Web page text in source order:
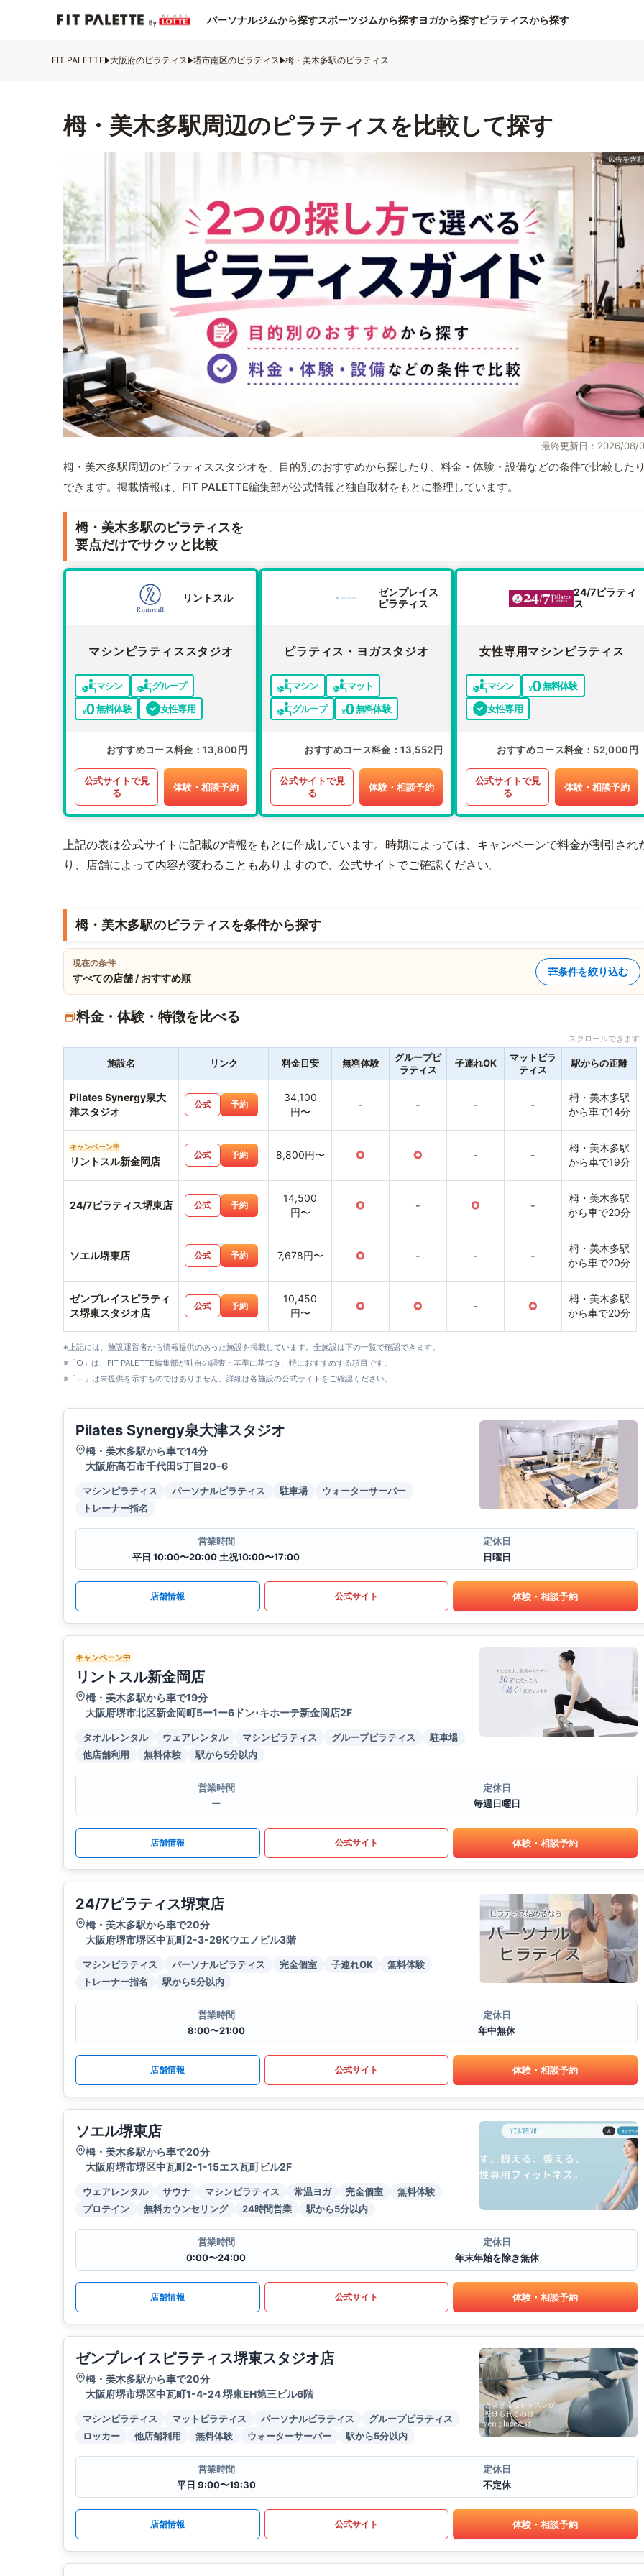
パーソナルジムから探すスポーツジムから探すヨガから探すピラティスから探す
FIT PALETTE 大阪府のピラティス 堺市南区のピラティス 栂・美木多駅のピラティス
栂・美木多駅周辺のピラティスを比較して探す
最終更新日：2026/08/
栂・美木多駅周辺のピラティススタジオを、目的別のおすすめから探したり、料金・体験・設備などの条件で比較した
できます。掲載情報は、FIT PALETTE編集部が公式情報と独自取材をもとに整理しています。
栂・美木多駅のピラティスを
要点だけでサクッと比較
リントスル
マシンピラティススタジオ
マシン
グループ
無料体験
女性専用
おすすめコース料金 13,800円
公式サイトで見
る
体験・相談予約
ゼンプレイス
ピラティス
ピラティス・ヨガスタジオ
マシン
マット
グループ
無料体験
おすすめコース料金 13,552円
公式サイトで見
る
体験・相談予約
24/7ピラティ
ス
女性専用マシンピラティス
マシン
無料体験
女性専用
おすすめコース料金 52,000円
公式サイトで見
る
体験・相談予約
上記の表は公式サイトに記載の情報をもとに作成しています。時期によっては、キャンペーンで料金が割引され
り、店舗によって内容が変わることもありますので、公式サイトでご確認ください。
栂・美木多駅のピラティスを条件から探す
現在の条件
すべての店舗 / おすすめ順
条件を絞り込む
料金・体験・特徴を比べる
スクロールできま
施設名 リンク 料金目安 無料体験
グループピ
ラティス
子連れOK
マットピラ
ティス
駅からの距離
Pilates Synergy泉大
津スタジオ
公式 予約
34,100
円〜
- - - -
栂・美木多駅
から車で14分
キャンペーン中
リントスル新金岡店
公式 予約 8,800円〜 ○ ○ - -
栂・美木多駅
から車で19分
24/7ピラティス堺東店 公式 予約
14,500
円〜
○ - ○ -
栂・美木多駅
から車で20分
ソエル堺東店 公式 予約 7,678円〜 ○ - - -
栂・美木多駅
から車で20分
ゼンプレイスピラティ
ス堺東スタジオ店
公式 予約
10,450
円〜
○ ○ - ○
栂・美木多駅
から車で20分
※上記には、施設運営者から情報提供のあった施設を掲載しています。全施設は下の一覧で確認できます。
※「○」は、FIT PALETTE編集部が独自の調査・基準に基づき、特におすすめする項目です。
※「－」は未提供を示すものではありません。詳細は各施設の公式サイトをご確認ください。
Pilates Synergy泉大津スタジオ
栂・美木多駅から車で14分
大阪府高石市千代田5丁目20-6
マシンピラティス パーソナルピラティス 駐車場
ウォーターサーバー
トレーナー指名
営業時間
平日 10:00〜20:00 土祝10:00〜17:00
定休日
日曜日
店舗情報 公式サイト 体験・相談予約
キャンペーン中
リントスル新金岡店
栂・美木多駅から車で19分
大阪府堺市北区新金岡町5ー1ー6ドン･キホーテ新金岡店2F
タオルレンタル ウェアレンタル マシンピラティス グループピラティス
駐車場
他店舗利用
無料体験 駅から5分以内
営業時間
ー
定休日
毎週日曜日
店舗情報 公式サイト 体験・相談予約
24/7ピラティス堺東店
栂・美木多駅から車で20分
大阪府堺市堺区中瓦町2-3-29Kウエノビル3階
マシンピラティス パーソナルピラティス 完全個室 子連れOK
無料体験
トレーナー指名
駅から5分以内
営業時間
8:00〜21:00
定休日
年中無休
店舗情報 公式サイト 体験・相談予約
ソエル堺東店
栂・美木多駅から車で20分
大阪府堺市堺区中瓦町2-1-15エス瓦町ビル2F
ウェアレンタル サウナ マシンピラティス 常温ヨガ 完全個室
無料体験
プロテイン
無料カウンセリング 24時間営業 駅から5分以内
営業時間
0:00〜24:00
定休日
年末年始を除き無休
店舗情報 公式サイト 体験・相談予約
ゼンプレイスピラティス堺東スタジオ店
栂・美木多駅から車で20分
大阪府堺市堺区中瓦町1-4-24 堺東EH第三ビル6階
マシンピラティス マットピラティス パーソナルピラティス
グループピラティス
ロッカー
他店舗利用 無料体験 ウォーターサーバー 駅から5分以内
営業時間
平日 9:00〜19:30
定休日
不定休
店舗情報 公式サイト 体験・相談予約